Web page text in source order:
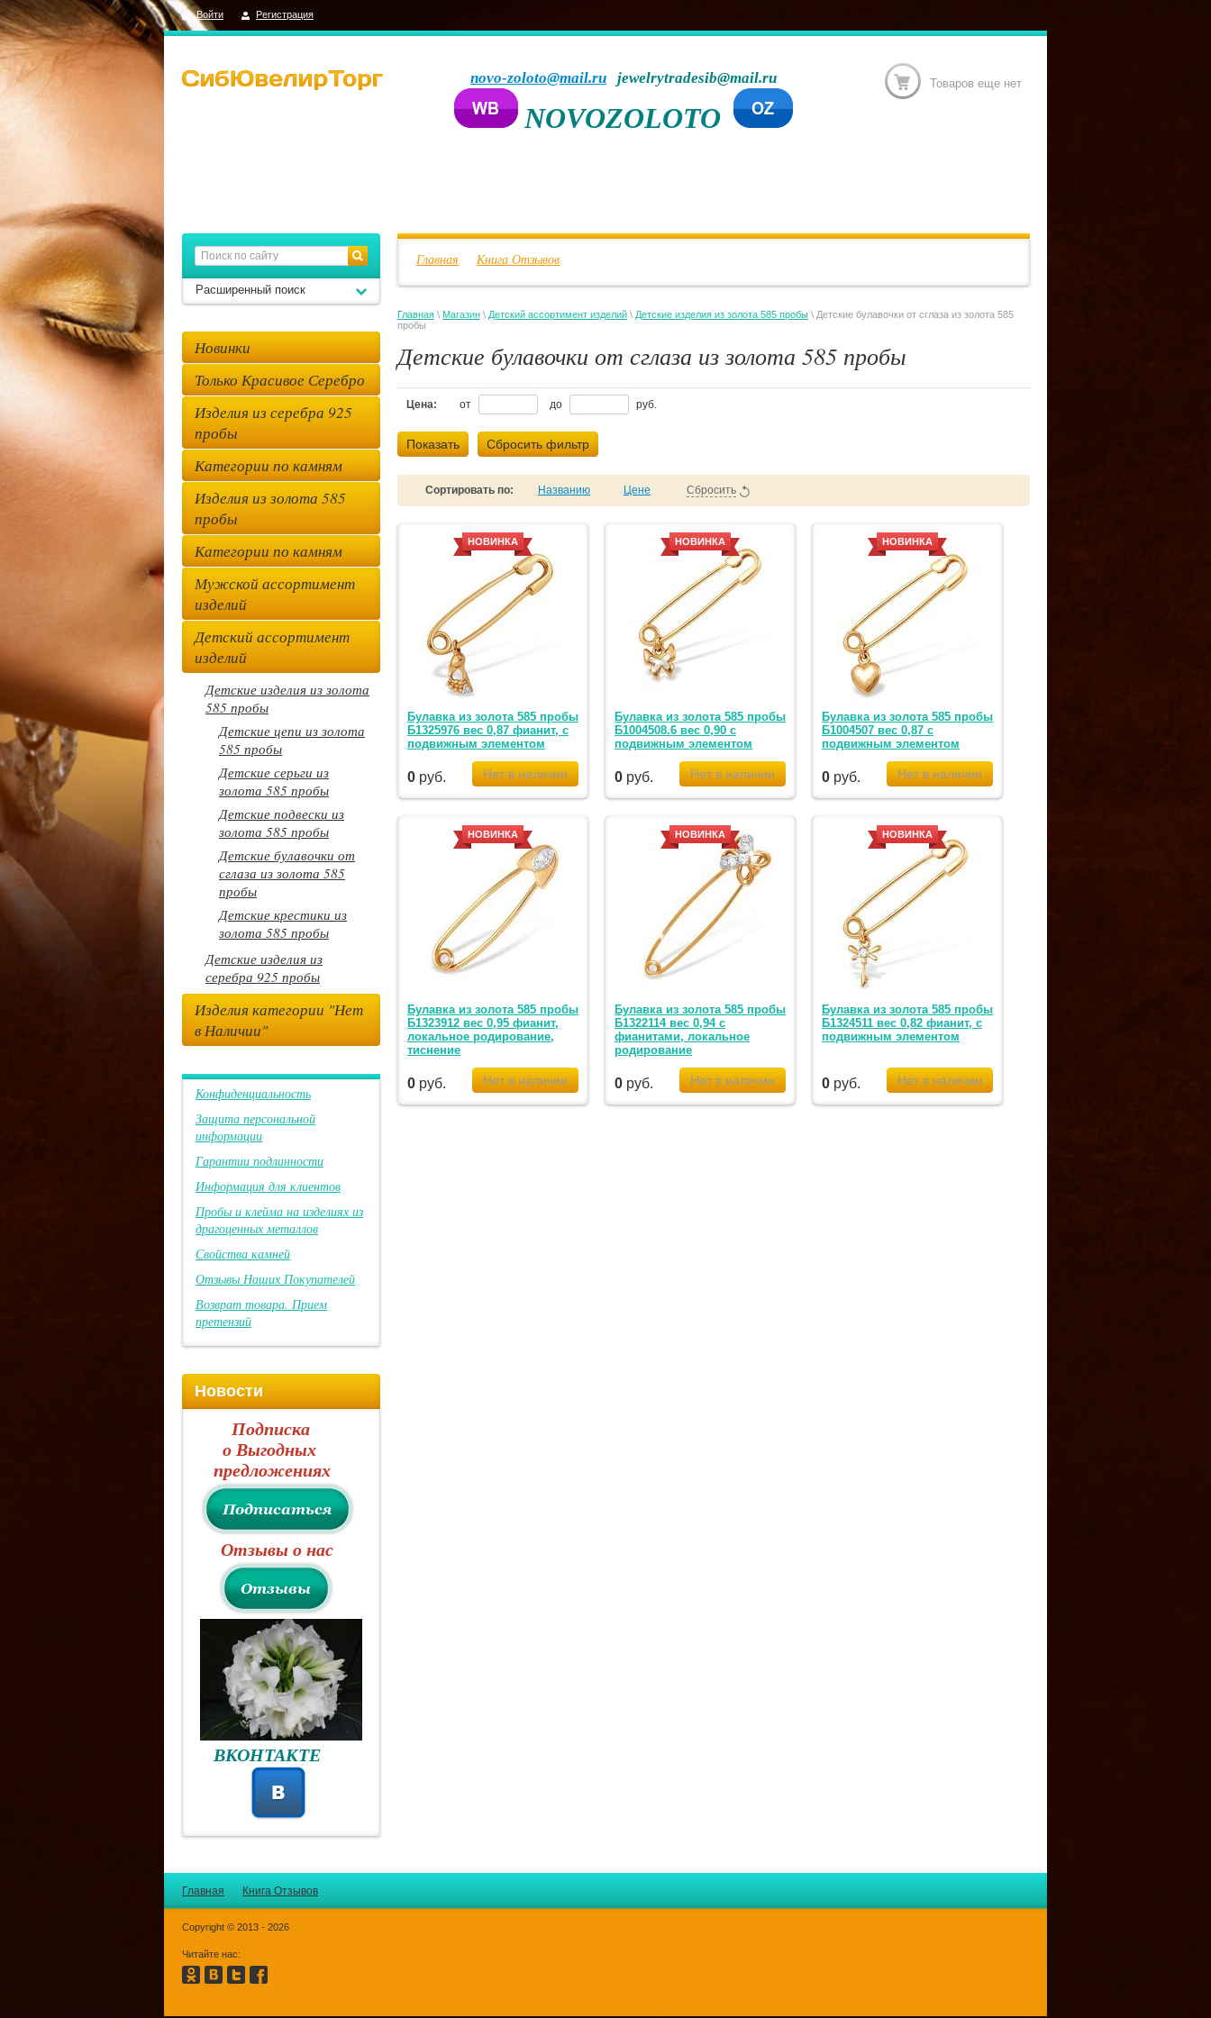
Войти Регистрация
novo-zoloto@mail.ru jewelrytradesib@mail.ru
NOVOZOLOTO
Товаров еще нет
Главная Книга Отзывов
Главная \ Магазин \ Детский ассортимент изделий \ Детские изделия из золота 585 пробы \ Детские булавочки от сглаза из золота 585
пробы
Детские булавочки от сглаза из золота 585 пробы
Цена: от до руб.
Показать Сбросить фильтр
Сортировать по: Названию Цене Сбросить
НОВИНКА
Булавка из золота 585 пробы
Б1325976 вес 0,87 фианит, с
подвижным элементом
0 руб.
НОВИНКА
Булавка из золота 585 пробы
Б1004508.6 вес 0,90 с
подвижным элементом
0 руб.
НОВИНКА
Булавка из золота 585 пробы
Б1004507 вес 0,87 с
подвижным элементом
0 руб.
НОВИНКА
Булавка из золота 585 пробы
Б1323912 вес 0,95 фианит,
локальное родирование,
тиснение
0 руб.
НОВИНКА
Булавка из золота 585 пробы
Б1322114 вес 0,94 с
фианитами, локальное
родирование
0 руб.
НОВИНКА
Булавка из золота 585 пробы
Б1324511 вес 0,82 фианит, с
подвижным элементом
0 руб.
Расширенный поиск
Новинки
Только Красивое Серебро
Изделия из серебра 925
пробы
Категории по камням
Изделия из золота 585
пробы
Категории по камням
Мужской ассортимент
изделий
Детский ассортимент
изделий
Детские изделия из золота
585 пробы
Детские цепи из золота
585 пробы
Детские серьги из
золота 585 пробы
Детские подвески из
золота 585 пробы
Детские булавочки от
сглаза из золота 585
пробы
Детские крестики из
золота 585 пробы
Детские изделия из
серебра 925 пробы
Изделия категории "Нет
в Наличии"
Конфиденциальность
Защита персональной
информации
Гарантии подлинности
Информация для клиентов
Пробы и клейма на изделиях из
драгоценных металлов
Свойства камней
Отзывы Наших Покупателей
Возврат товара. Прием
претензий
Новости
Подписка
о Выгодных
предложениях
Отзывы о нас
ВКОНТАКТЕ
Главная Книга Отзывов
Copyright © 2013 - 2026
Читайте нас: